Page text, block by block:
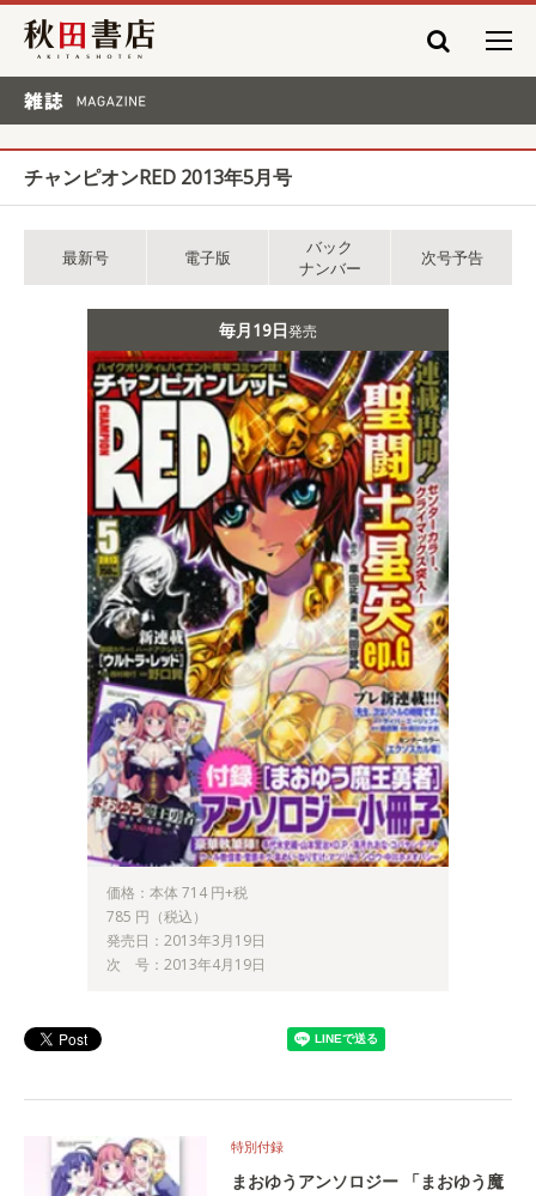
秋田書店
チャンピオンRED 2013年5月号
最新号 電子版
バック
ナンバー
次号予告
毎月19日発売
価格：本体 714 円+税
785 円（税込）
発売日：2013年3月19日
次 号：2013年4月19日
特別付録
まおゆうアンソロジー 「まおゆう魔